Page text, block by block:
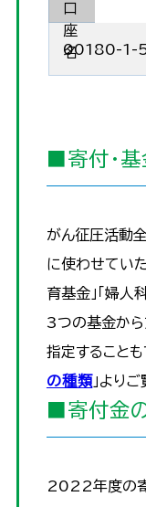
口
座
名
00180-1-
■寄付・
がん征圧活動
に使わせていた
育基金」「婦人
3つの基金か
指定することも
の種類 」より
■寄付金
2022年度の